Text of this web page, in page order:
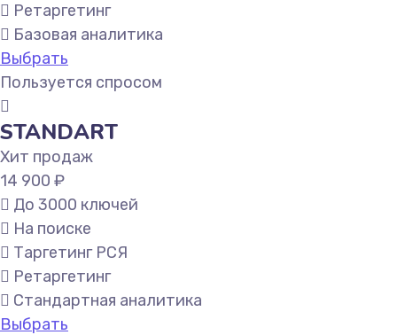
Ретаргетинг
Базовая аналитика
Выбрать
Пользуется спросом
STANDART
Хит продаж
14 900 ₽
До 3000 ключей
На поиске
Таргетинг РСЯ
Ретаргетинг
Стандартная аналитика
Выбрать